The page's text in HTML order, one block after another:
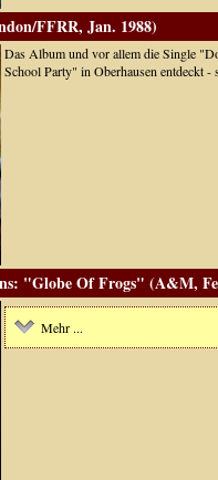
FFRR, Jan. 1988)
Das Album und vor allem die Single
School Party" in Oberhausen entdeckt
"Globe Of Frogs" (A&M,
Mehr ...